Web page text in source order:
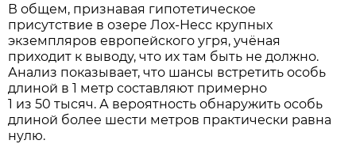
В общем, признавая гипотетическое
присутствие в озере Лох-Несс крупных
экземпляров европейского угря, учёная
приходит к выводу, что их там быть не должно.
Анализ показывает, что шансы встретить особь
длиной в 1 метр составляют примерно
1 из 50 тысяч. А вероятность обнаружить особь
длиной более шести метров практически равна
нулю.